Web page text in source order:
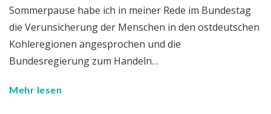
Sommerpause habe ich in meiner Rede im Bundestag
die Verunsicherung der Menschen in den ostdeutschen
Kohleregionen angesprochen und die
Bundesregierung zum Handeln…
Mehr lesen